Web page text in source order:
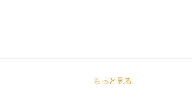
もっと見る